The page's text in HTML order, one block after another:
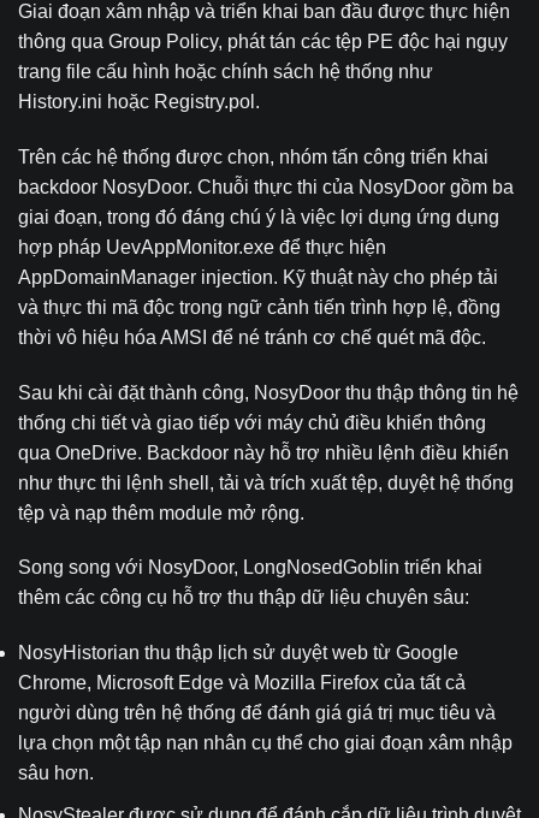
Giai đoạn xâm nhập và triển khai ban đầu được thực hiện
thông qua Group Policy, phát tán các tệp PE độc hại ngụy
trang file cấu hình hoặc chính sách hệ thống như
History.ini hoặc Registry.pol.
Trên các hệ thống được chọn, nhóm tấn công triển khai
backdoor NosyDoor. Chuỗi thực thi của NosyDoor gồm ba
giai đoạn, trong đó đáng chú ý là việc lợi dụng ứng dụng
hợp pháp UevAppMonitor.exe để thực hiện
AppDomainManager injection. Kỹ thuật này cho phép tải
và thực thi mã độc trong ngữ cảnh tiến trình hợp lệ, đồng
thời vô hiệu hóa AMSI để né tránh cơ chế quét mã độc.
Sau khi cài đặt thành công, NosyDoor thu thập thông tin hệ
thống chi tiết và giao tiếp với máy chủ điều khiển thông
qua OneDrive. Backdoor này hỗ trợ nhiều lệnh điều khiển
như thực thi lệnh shell, tải và trích xuất tệp, duyệt hệ thống
tệp và nạp thêm module mở rộng.
Song song với NosyDoor, LongNosedGoblin triển khai
thêm các công cụ hỗ trợ thu thập dữ liệu chuyên sâu:
NosyHistorian thu thập lịch sử duyệt web từ Google
Chrome, Microsoft Edge và Mozilla Firefox của tất cả
người dùng trên hệ thống để đánh giá giá trị mục tiêu và
lựa chọn một tập nạn nhân cụ thể cho giai đoạn xâm nhập
sâu hơn.